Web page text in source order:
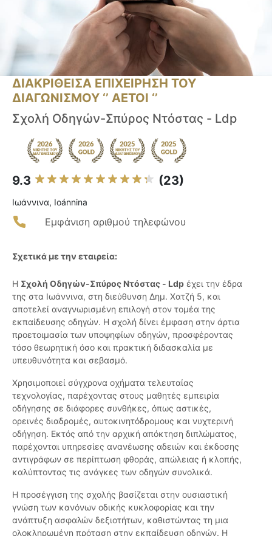
ΔΙΑΚΡΙΘΕΙΣΑ ΕΠΙΧΕΙΡΗΣΗ ΤΟΥ
ΔΙΑΓΩΝΙΣΜΟΥ ‘’ ΑΕΤΟΙ ‘’
Σχολή Οδηγών-Σπύρος Ντόστας - Ldp
9.3 (23)
Ιωάννινα, Ioánnina
Εμφάνιση αριθμού τηλεφώνου
Σχετικά με την εταιρεία:
Η Σχολή Οδηγών-Σπύρος Ντόστας - Ldp έχει την έδρα
της στα Ιωάννινα, στη διεύθυνση Δημ. Χατζή 5, και
αποτελεί αναγνωρισμένη επιλογή στον τομέα της
εκπαίδευσης οδηγών. Η σχολή δίνει έμφαση στην άρτια
προετοιμασία των υποψηφίων οδηγών, προσφέροντας
τόσο θεωρητική όσο και πρακτική διδασκαλία με
υπευθυνότητα και σεβασμό.
Χρησιμοποιεί σύγχρονα οχήματα τελευταίας
τεχνολογίας, παρέχοντας στους μαθητές εμπειρία
οδήγησης σε διάφορες συνθήκες, όπως αστικές,
ορεινές διαδρομές, αυτοκινητόδρομους και νυχτερινή
οδήγηση. Εκτός από την αρχική απόκτηση διπλώματος,
παρέχονται υπηρεσίες ανανέωσης αδειών και έκδοσης
αντιγράφων σε περίπτωση φθοράς, απώλειας ή κλοπής,
καλύπτοντας τις ανάγκες των οδηγών συνολικά.
Η προσέγγιση της σχολής βασίζεται στην ουσιαστική
γνώση των κανόνων οδικής κυκλοφορίας και την
ανάπτυξη ασφαλών δεξιοτήτων, καθιστώντας τη μια
ολοκληρωμένη πρόταση στην εκπαίδευση οδηγών. Η